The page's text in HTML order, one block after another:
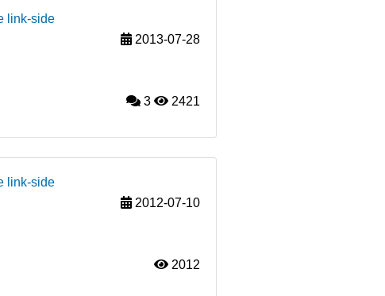
link-side
2013-07-28
3 2421
link-side
2012-07-10
2012